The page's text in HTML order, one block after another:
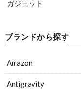
ガジェット
ブランドから探す
Amazon
Antigravity